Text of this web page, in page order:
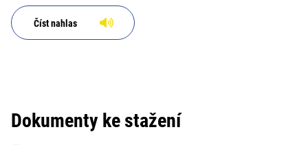
Číst nahlas
Dokumenty ke stažení